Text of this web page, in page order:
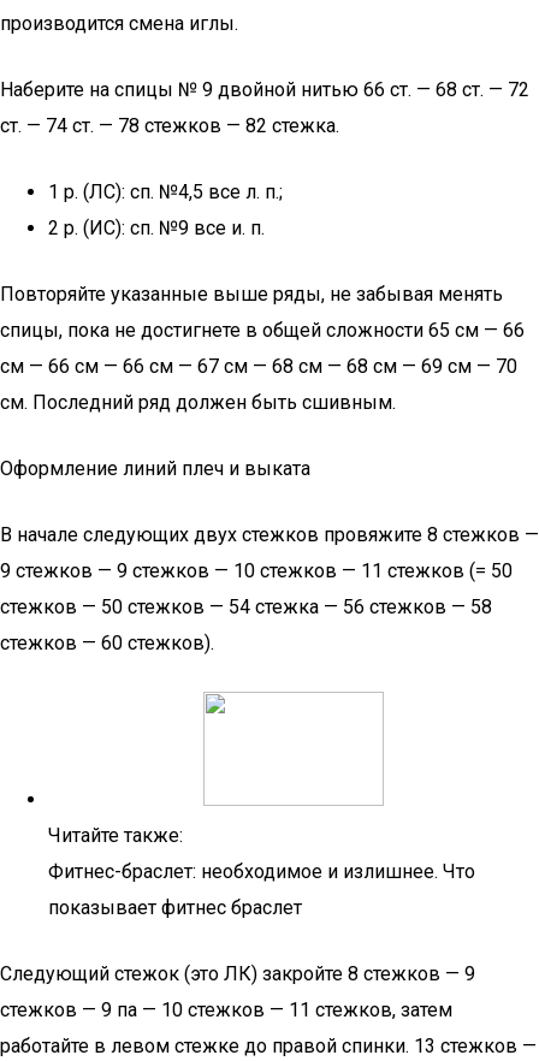
производится смена иглы.
Наберите на спицы № 9 двойной нитью 66 ст. — 68 ст. — 72
ст. — 74 ст. — 78 стежков — 82 стежка.
1 р. (ЛС): сп. №4,5 все л. п.;
2 р. (ИС): сп. №9 все и. п.
Повторяйте указанные выше ряды, не забывая менять
спицы, пока не достигнете в общей сложности 65 см — 66
см — 66 см — 66 см — 67 см — 68 см — 68 см — 69 см — 70
см. Последний ряд должен быть сшивным.
Оформление линий плеч и выката
В начале следующих двух стежков провяжите 8 стежков —
9 стежков — 9 стежков — 10 стежков — 11 стежков (= 50
стежков — 50 стежков — 54 стежка — 56 стежков — 58
стежков — 60 стежков).
Читайте также:
Фитнес-браслет: необходимое и излишнее. Что
показывает фитнес браслет
Следующий стежок (это ЛК) закройте 8 стежков — 9
стежков — 9 па — 10 стежков — 11 стежков, затем
работайте в левом стежке до правой спинки. 13 стежков —